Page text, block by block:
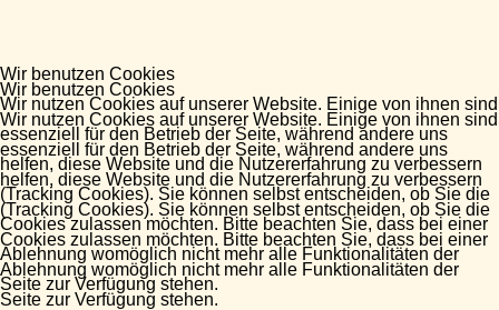
Wir benutzen Cookies
Wir nutzen Cookies auf unserer Website. Einige von ihnen sind
essenziell für den Betrieb der Seite, während andere uns
helfen, diese Website und die Nutzererfahrung zu verbessern
(Tracking Cookies). Sie können selbst entscheiden, ob Sie die
Cookies zulassen möchten. Bitte beachten Sie, dass bei einer
Ablehnung womöglich nicht mehr alle Funktionalitäten der
Seite zur Verfügung stehen.
Wir benutzen Cookies
Wir nutzen Cookies auf unserer Website. Einige von ihnen sind
essenziell für den Betrieb der Seite, während andere uns
helfen, diese Website und die Nutzererfahrung zu verbessern
(Tracking Cookies). Sie können selbst entscheiden, ob Sie die
Cookies zulassen möchten. Bitte beachten Sie, dass bei einer
Ablehnung womöglich nicht mehr alle Funktionalitäten der
Seite zur Verfügung stehen.